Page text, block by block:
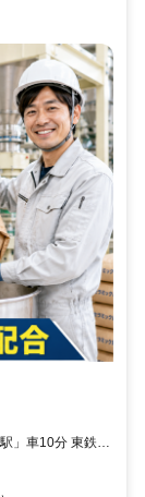
」車10分 東鉄バ